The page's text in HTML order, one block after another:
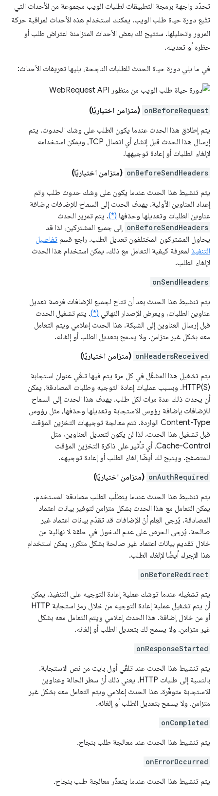
تحدّد واجهة برمجة التطبيقات لطلبات الويب مجموعة من الأحداث التي
تتّبع دورة حياة طلب الويب. يمكنك استخدام هذه الأحداث لمراقبة حركة
المرور وتحليلها. ستتيح لك بعض الأحداث المتزامنة اعتراض طلب أو
حظره أو تعديله.
في ما يلي دورة حياة الحدث للطلبات الناجحة، يليها تعريفات الأحداث:
onBeforeRequest (متزامن اختياريًا)
يتم إطلاق هذا الحدث عندما يكون الطلب على وشك الحدوث. يتم
إرسال هذا الحدث قبل إنشاء أي اتصال TCP، ويمكن استخدامه
لإلغاء الطلبات أو إعادة توجيهها.
onBeforeSendHeaders (متزامن اختياريًا)
يتم تنشيط هذا الحدث عندما يكون على وشك حدوث طلب وتم
إعداد العناوين الأولية. يهدف الحدث إلى السماح للإضافات بإضافة
عناوين الطلبات وتعديلها وحذفها (*). يتم تمرير الحدث
onBeforeSendHeaders إلى جميع المشتركين، لذا قد
يحاول المشتركون المختلفون تعديل الطلب. راجِع قسم تفاصيل
التنفيذ لمعرفة كيفية التعامل مع ذلك. يمكن استخدام هذا الحدث
لإلغاء الطلب.
onSendHeaders
يتم تنشيط هذا الحدث بعد أن تتاح لجميع الإضافات فرصة تعديل
عناوين الطلبات، ويعرض الإصدار النهائي (*). يتم تشغيل الحدث
قبل إرسال العناوين إلى الشبكة. هذا الحدث إعلامي ويتم التعامل
معه بشكل غير متزامن. ولا يسمح بتعديل الطلب أو إلغائه.
onHeadersReceived (متزامن اختياريًا)
يتم تشغيل هذا المشغّل في كل مرة يتم فيها تلقّي عنوان استجابة
HTTP(S). وبسبب عمليات إعادة التوجيه وطلبات المصادقة، يمكن
أن يحدث ذلك عدة مرات لكل طلب. يهدف هذا الحدث إلى السماح
للإضافات بإضافة رؤوس الاستجابة وتعديلها وحذفها، مثل رؤوس
Content-Type الواردة. تتم معالجة توجيهات التخزين المؤقت
قبل تشغيل هذا الحدث، لذا لن يكون لتعديل العناوين، مثل
Cache-Control، أي تأثير على ذاكرة التخزين المؤقت
للمتصفح. ويتيح لك أيضًا إلغاء الطلب أو إعادة توجيهه.
onAuthRequired (متزامن اختياريًا)
يتم تنشيط هذا الحدث عندما يتطلّب الطلب مصادقة المستخدم.
يمكن التعامل مع هذا الحدث بشكل متزامن لتوفير بيانات اعتماد
المصادقة. يُرجى العِلم أنّ الإضافات قد تقدّم بيانات اعتماد غير
صالحة. يُرجى الحرص على عدم الدخول في حلقة لا نهائية من
خلال تقديم بيانات اعتماد غير صالحة بشكل متكرر. يمكن استخدام
هذا الإجراء أيضًا لإلغاء الطلب.
onBeforeRedirect
يتم تشغيله عندما توشك عملية إعادة التوجيه على التنفيذ. يمكن
أن يتم تشغيل عملية إعادة التوجيه من خلال رمز استجابة HTTP
أو من خلال إضافة. هذا الحدث إعلامي ويتم التعامل معه بشكل
غير متزامن. ولا يسمح لك بتعديل الطلب أو إلغائه.
onResponseStarted
يتم تنشيط هذا الحدث عند تلقّي أول بايت من نص الاستجابة.
بالنسبة إلى طلبات HTTP، يعني ذلك أنّ سطر الحالة وعناوين
الاستجابة متوفّرة. هذا الحدث إعلامي ويتم التعامل معه بشكل غير
متزامن. ولا يسمح بتعديل الطلب أو إلغائه.
onCompleted
يتم تنشيط هذا الحدث عند معالجة طلب بنجاح.
onErrorOccurred
يتم تنشيط هذا الحدث عندما يتعذّر معالجة طلب بنجاح.